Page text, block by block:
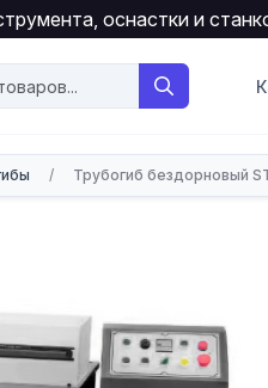
оснастки и
/ Трубогиб бездорновый